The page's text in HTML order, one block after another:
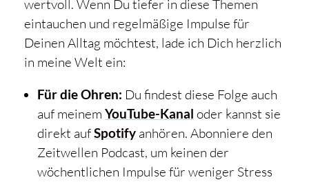
wertvoll. Wenn Du tiefer in diese Themen
eintauchen und regelmäßige Impulse für
Deinen Alltag möchtest, lade ich Dich herzlich
in meine Welt ein:
Für die Ohren: Du findest diese Folge auch
auf meinem YouTube-Kanal oder kannst sie
direkt aufSpotifyanhören. Abonniere den
Zeitwellen Podcast, um keinen der
wöchentlichen Impulse für weniger Stress